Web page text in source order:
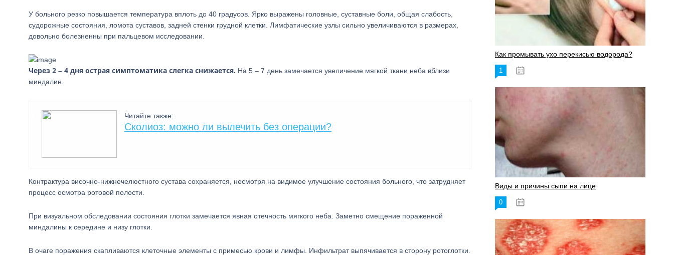
У больного резко повышается температура вплоть до 40 градусов. Ярко выражены головные, суставные боли, общая слабость,
судорожные состояния, ломота суставов, задней стенки грудной клетки. Лимфатические узлы сильно увеличиваются в размерах,
довольно болезненны при пальцевом исследовании.
Через 2 – 4 дня острая симптоматика слегка снижается. На 5 – 7 день замечается увеличение мягкой ткани неба вблизи
миндалин.
Читайте также:
Сколиоз: можно ли вылечить без операции?
Контрактура височно-нижнечелюстного сустава сохраняется, несмотря на видимое улучшение состояния больного, что затрудняет
процесс осмотра ротовой полости.
При визуальном обследовании состояния глотки замечается явная отечность мягкого неба. Заметно смещение пораженной
миндалины к середине и низу глотки.
В очаге поражения скапливаются клеточные элементы с примесью крови и лимфы. Инфильтрат выпячивается в сторону ротоглотки.
Как промывать ухо перекисью водорода?
1
Виды и причины сыпи на лице
0